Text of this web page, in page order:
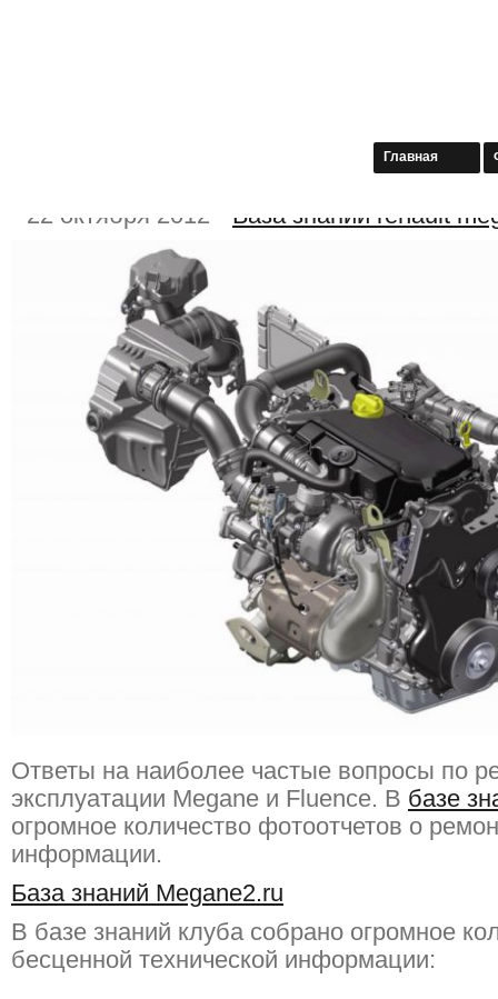
Главная
22 октября 2012 База знаний renault
Ответы на наиболее частые вопросы по
эксплуатации Megane и Fluence. В базе
огромное количество фотоотчетов о
информации.
База знаний Megane2.ru
В базе знаний клуба собрано огромное
бесценной технической информации: